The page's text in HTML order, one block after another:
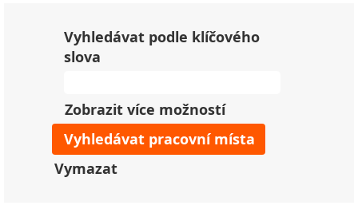
Vyhledávat podle klíčového
slova
Zobrazit více možností
Vymazat